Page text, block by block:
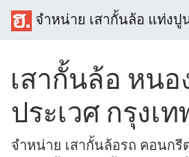
จำหน่าย เสากั้นล้อ แท่งปู
เสากั้นล้อ หนอ
ประเวศ กรุงเ
จำหน่าย เสากั้นล้อรถ คอนก